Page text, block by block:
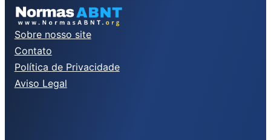
Sobre nosso site
Contato
Política de Privacidade
Aviso Legal